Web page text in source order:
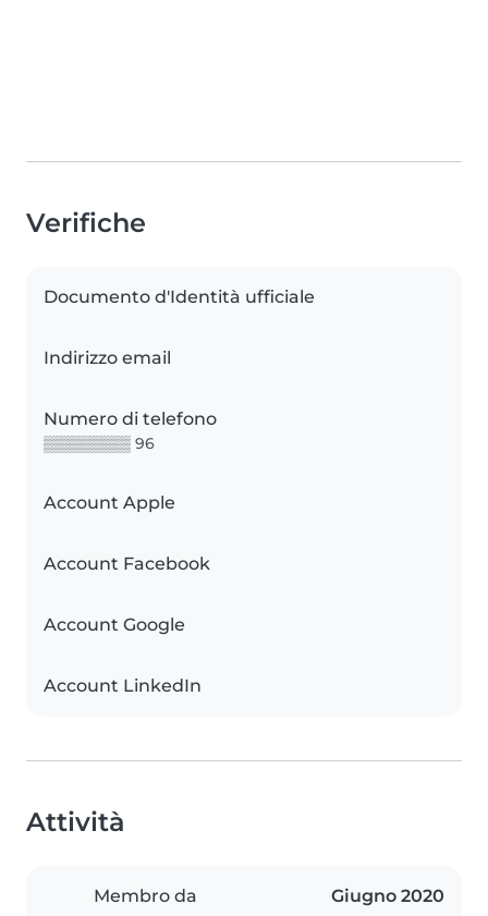
Verifiche
Documento d'Identità ufficiale
Indirizzo email
Numero di telefono
▒▒▒▒▒▒▒▒ 96
Account Apple
Account Facebook
Account Google
Account LinkedIn
Attività
Membro da Giugno 2020